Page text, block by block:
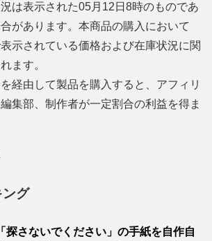
は表示された05月12日8時のものであ
があります。本商品の購入において
示されている価格および在庫状況に関
ます。
経由して製品を購入すると、アフィリ
集部、制作者が一定割合の利益を得ま
ング
「探さないでください」の手紙を自作自